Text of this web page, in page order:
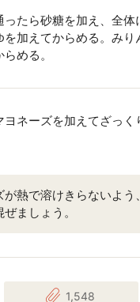
ったら砂糖を加え、全
を加えてからめる。みり
める。
ヨネーズを加えてざっく
が熱で溶けきらないよう
ましょう。
1,548